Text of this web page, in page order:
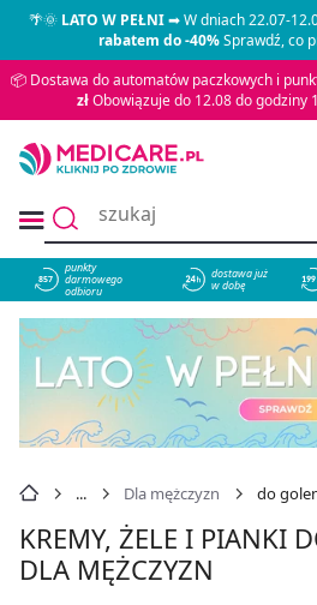
🌴🌞LATO W PEŁNI➡ W dniach 22.07-
rabatem do -40%Sprawdź, co
📦 Dostawa do automatów paczkowych i
złObowiązuje do 12.08 do godziny
857
punkty
darmowego
odbioru
dostawa już
w dobę
Dla mężczyzn do
KREMY, ŻELE I PIANKI
DLA MĘŻCZYZN